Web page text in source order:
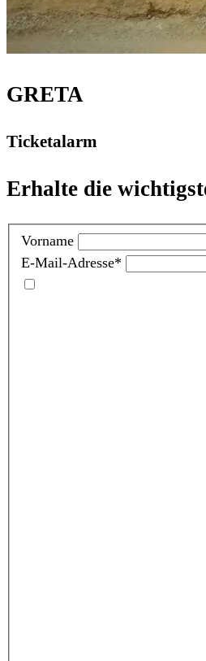
GRETA
Ticketalarm
Erhalte die
Vorname
E-Mail-Adresse*